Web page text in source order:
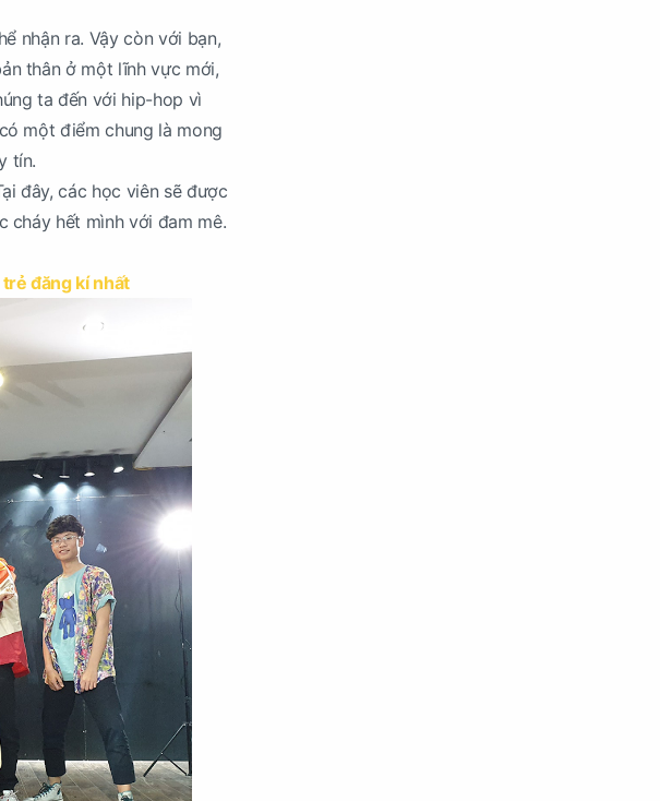
nhận ra. Vậy còn với bạn,
thân ở một lĩnh vực mới,
ta đến với hip-hop vì
một điểm chung là mong
tín.
đây, các học viên sẽ được
cháy hết mình với đam mê.
đăng kí nhất